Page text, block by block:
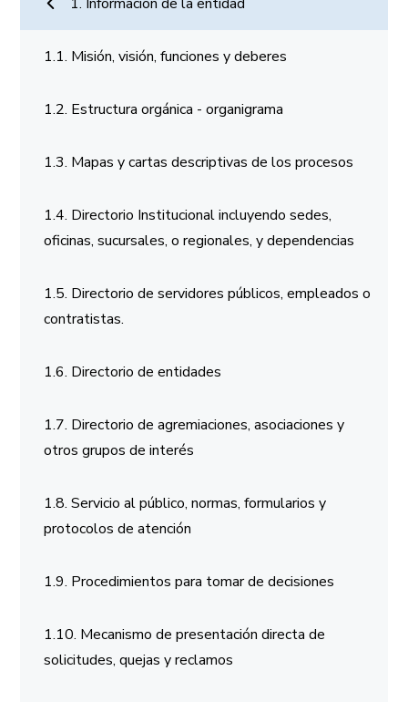
1.1. Misión, visión, funciones y deberes
1.2. Estructura orgánica - organigrama
1.3. Mapas y cartas descriptivas de los procesos
1.4. Directorio Institucional incluyendo sedes,
oficinas, sucursales, o regionales, y dependencias
1.5. Directorio de servidores públicos, empleados o
contratistas.
1.6. Directorio de entidades
1.7. Directorio de agremiaciones, asociaciones y
otros grupos de interés
1.8. Servicio al público, normas, formularios y
protocolos de atención
1.9. Procedimientos para tomar de decisiones
1.10. Mecanismo de presentación directa de
solicitudes, quejas y reclamos